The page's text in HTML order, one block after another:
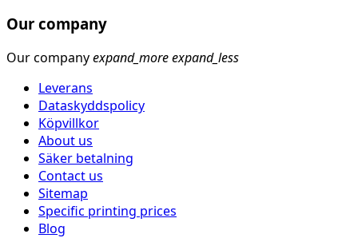
Our company
Our companyexpand_moreexpand_less
Leverans
Dataskyddspolicy
Köpvillkor
About us
Säker betalning
Contact us
Sitemap
Specific printing prices
Blog